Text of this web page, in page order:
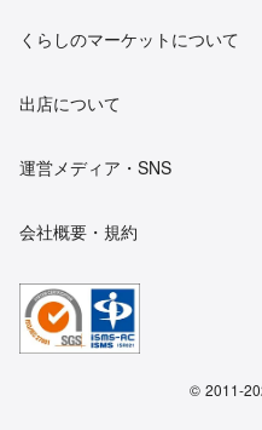
くらしのマーケットについて
出店について
運営メディア・SNS
会社概要・規約
© 2011-